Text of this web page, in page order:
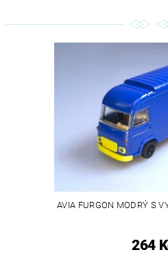
AVIA FURGON MODRÝ S
264